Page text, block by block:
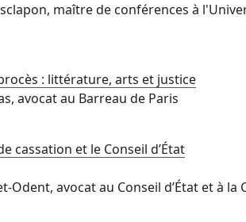
maître de conférences à
: littérature, arts et justice
avocat au Barreau de Paris
cassation et le Conseil d’État
Odent, avocat au Conseil d’État et à la